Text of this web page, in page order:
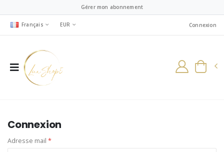
Gérer mon abonnement
Français EUR Connexion
Connexion
Adresse mail *